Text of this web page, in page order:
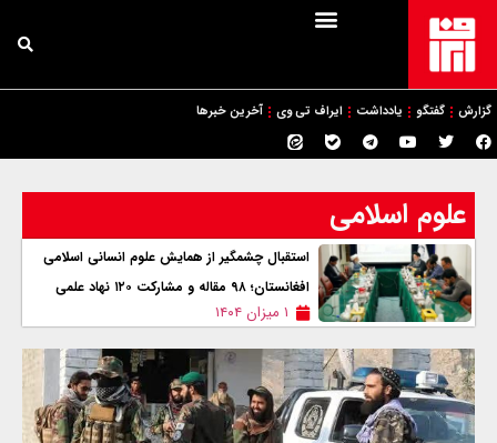
گزارش گفتگو یادداشت ایراف تی وی آخرین خبرها
علوم اسلامی
استقبال چشمگیر از همایش علوم انسانی اسلامی
افغانستان؛ ۹۸ مقاله و مشارکت ۱۲۰ نهاد علمی
۱ میزان ۱۴۰۴